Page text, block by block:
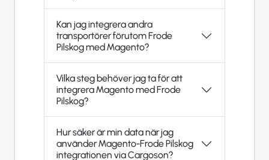
Kan jag integrera andra
transportörer förutom Frode
Pilskog med Magento?
Vilka steg behöver jag ta för att
integrera Magento med Frode
Pilskog?
Hur säker är min data när jag
använder Magento-Frode Pilskog
integrationen via Cargoson?